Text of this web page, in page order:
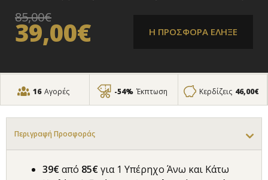
85,00€
39,00€ Η ΠΡΟΣΦΟΡΑ ΕΛΗΞΕ
16 Αγορές -54% Έκπτωση Κερδίζεις 46,00€
Περιγραφή Προσφοράς
39€από 85€για 1 Υπέρηχο Άνω και Κάτω